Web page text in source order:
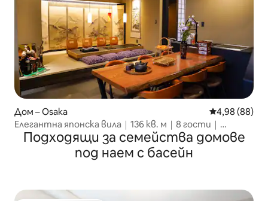
Дом – Osaka Средна
4,98 (88)
Елегантна японска вила｜136 кв. м｜8 гости｜
8 минути пеша
Подходящи за семейства домове
под наем с басейн